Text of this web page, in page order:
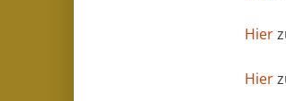
Hier
Hier